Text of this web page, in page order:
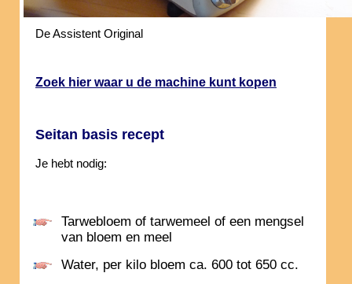
De Assistent Original
Zoek hier waar u de machine kunt kopen
Seitan basis recept
Je hebt nodig:
Tarwebloem of tarwemeel of een mengsel
van bloem en meel
Water, per kilo bloem ca. 600 tot 650 cc.